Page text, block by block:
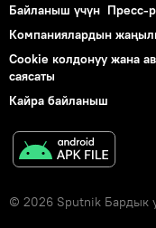
Байланыш үчүн Пресс-
Компаниялардын
Cookie колдонуу жана
саясаты
Кайра байланыш
© 2026 Sputnik Бардык